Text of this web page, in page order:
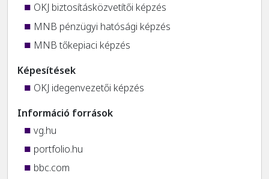
OKJ biztosításközvetítői képzés
MNB pénzügyi hatósági képzés
MNB tőkepiaci képzés
Képesítések
OKJ idegenvezetői képzés
Információ források
vg.hu
portfolio.hu
bbc.com